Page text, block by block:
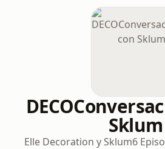
Sklum
Elle Decoration y Sklum6